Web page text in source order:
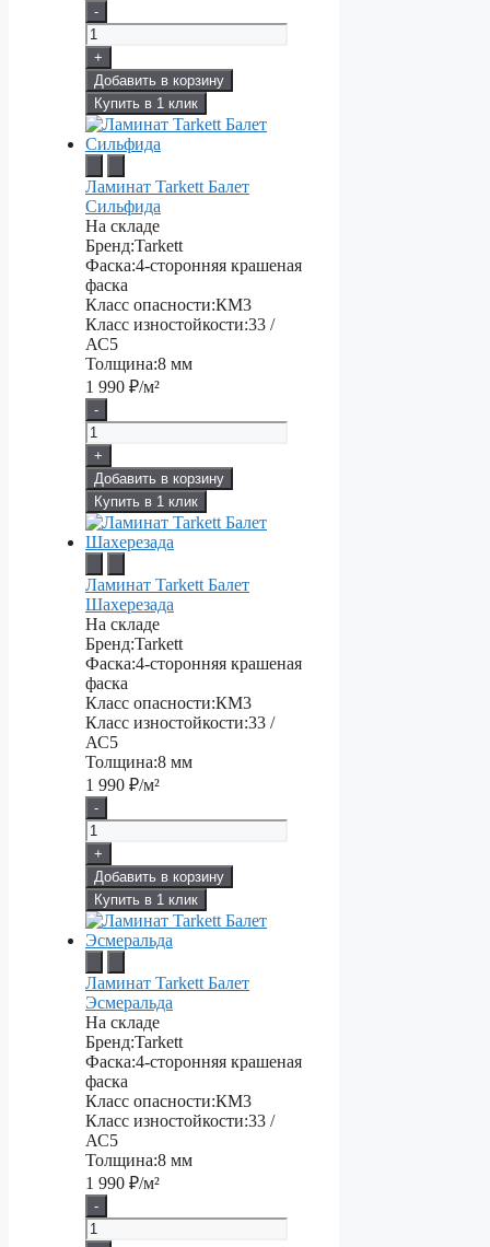
-
+
Добавить в корзину
Купить в 1 клик
Ламинат Tarkett Балет
Сильфида
На складе
Бренд:Tarkett
Фаска:4-сторонняя крашеная
фаска
Класс опасности:КМ3
Класс изностойкости:33 /
АС5
Толщина:8 мм
1 990 ₽/м²
-
+
Добавить в корзину
Купить в 1 клик
Ламинат Tarkett Балет
Шахерезада
На складе
Бренд:Tarkett
Фаска:4-сторонняя крашеная
фаска
Класс опасности:КМ3
Класс изностойкости:33 /
АС5
Толщина:8 мм
1 990 ₽/м²
-
+
Добавить в корзину
Купить в 1 клик
Ламинат Tarkett Балет
Эсмеральда
На складе
Бренд:Tarkett
Фаска:4-сторонняя крашеная
фаска
Класс опасности:КМ3
Класс изностойкости:33 /
АС5
Толщина:8 мм
1 990 ₽/м²
-